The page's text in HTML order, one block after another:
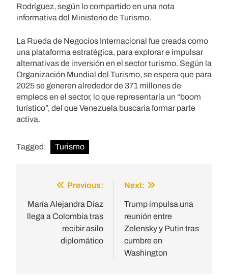
Rodríguez, según lo compartido en una nota
informativa del Ministerio de Turismo.
La Rueda de Negocios Internacional fue creada como
una plataforma estratégica, para explorar e impulsar
alternativas de inversión en el sector turismo. Según la
Organización Mundial del Turismo, se espera que para
2025 se generen alrededor de 371 millones de
empleos en el sector, lo que representaría un “boom
turístico”, del que Venezuela buscaría formar parte
activa.
Tagged: Turismo
navigation
Previous:
María Alejandra Díaz
llega a Colombia tras
recibir asilo
diplomático
Next:
Trump impulsa una
reunión entre
Zelensky y Putin tras
cumbre en
Washington